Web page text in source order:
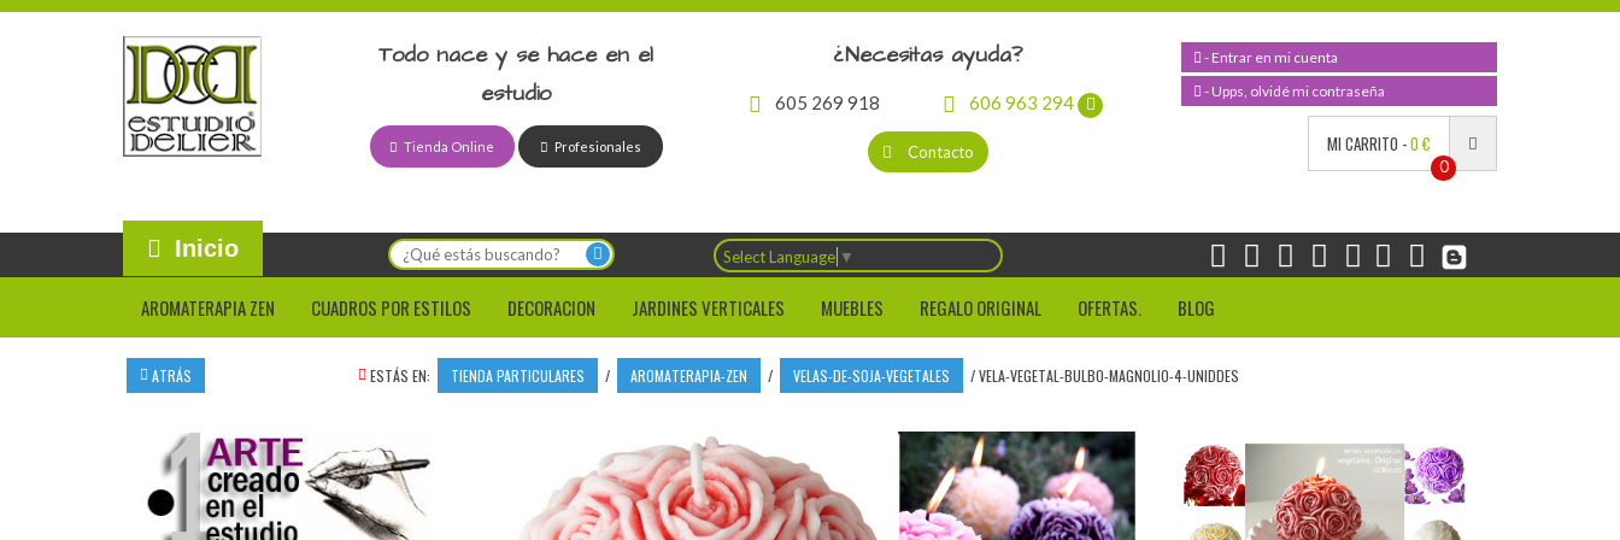
Todo nace y se hace en el
estudio
Tienda Online Profesionales
¿Necesitas ayuda?
605 269 918 606 963 294
Contacto
- Entrar en mi cuenta
- Upps, olvidé mi contraseña
MI CARRITO -0 €
0
Inicio Select Language ▼
AROMATERAPIA ZEN CUADROS POR ESTILOS DECORACION JARDINES VERTICALES MUEBLES REGALO ORIGINAL OFERTAS. BLOG
ATRÁS ESTÁS EN: TIENDA PARTICULARES / AROMATERAPIA-ZEN / VELAS-DE-SOJA-VEGETALES /VELA-VEGETAL-BULBO-MAGNOLIO-4-UNIDDES